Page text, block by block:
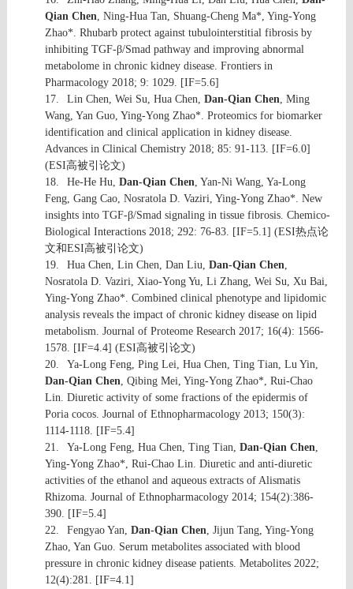
Qian Chen , Ning-Hua Tan, Shuang-Cheng Ma*, Ying-Yong
Zhao*. Rhubarb protect against tubulointerstitial fibrosis by
inhibiting TGF-β/Smad pathway and improving abnormal
metabolome in chronic kidney disease. Frontiers in
Pharmacology 2018; 9: 1029. [IF=5.6]
17.
Lin Chen, Wei Su, Hua Chen, Dan-Qian Chen , Ming
Wang, Yan Guo, Ying-Yong Zhao*. Proteomics for biomarker
identification and clinical application in kidney disease.
Advances in Clinical Chemistry 2018; 85: 91-113. [IF=6.0]
(ESI高被引论文)
18.
He-He Hu, Dan-Qian Chen , Yan-Ni Wang, Ya-Long
Feng, Gang Cao, Nosratola D. Vaziri, Ying-Yong Zhao*. New
insights into TGF-β/Smad signaling in tissue fibrosis. Chemico-
Biological Interactions 2018; 292: 76-83. [IF=5.1] (ESI热点论
文和ESI高被引论文)
19.
Hua Chen, Lin Chen, Dan Liu, Dan-Qian Chen
Nosratola D. Vaziri, Xiao-Yong Yu, Li Zhang, Wei Su, Xu Bai,
Ying-Yong Zhao*. Combined clinical phenotype and lipidomic
analysis reveals the impact of chronic kidney disease on lipid
metabolism. Journal of Proteome Research 2017; 16(4): 1566-
1578. [IF=4.4] (ESI高被引论文)
20.
Ya-Long Feng, Ping Lei, Hua Chen, Ting Tian, Lu Yin,
Dan-Qian Chen , Qibing Mei, Ying-Yong Zhao*, Rui-Chao
Lin. Diuretic activity of some fractions of the epidermis of
Poria cocos. Journal of Ethnopharmacology 2013; 150(3):
1114-1118. [IF=5.4]
21.
Ya-Long Feng, Hua Chen, Ting Tian, Dan-Qian Chen
Ying-Yong Zhao*, Rui-Chao Lin. Diuretic and anti-diuretic
activities of the ethanol and aqueous extracts of Alismatis
Rhizoma. Journal of Ethnopharmacology 2014; 154(2):386-
390. [IF=5.4]
22.
Fengyao Yan, Dan-Qian Chen , Jijun Tang, Ying-Yong
Zhao, Yan Guo. Serum metabolites associated with blood
pressure in chronic kidney disease patients. Metabolites 2022;
12(4):281. [IF=4.1]